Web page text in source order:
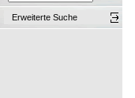
Erweiterte Suche